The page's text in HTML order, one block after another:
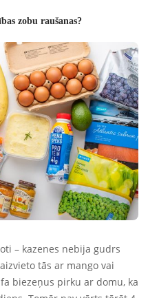
zobu raušanas?
– kazenes nebija gudrs
tās ar mango vai
biezeņus pirku ar domu, ka